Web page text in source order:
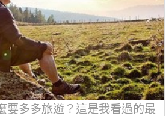
要多多旅遊？這是我看過的最